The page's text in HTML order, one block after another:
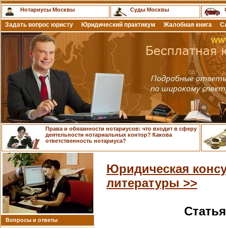
Нотариусы Москвы Суды Москвы
Задать вопрос юристу Юридический практикум Жалобная книга
Права и обязанности нотариусов: что входит в сферу
деятельности нотариальных контор? Какова
ответственность нотариуса?
Вопросы и ответы
Юридическая
литературы >>